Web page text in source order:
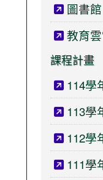
圖書館
教育
課程計畫
114學
113學
112學
111學